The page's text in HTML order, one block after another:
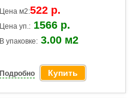
Цена м2:522 р.
Цена уп.: 1566 р.
В упаковке: 3.00 м2
Подробно Купить